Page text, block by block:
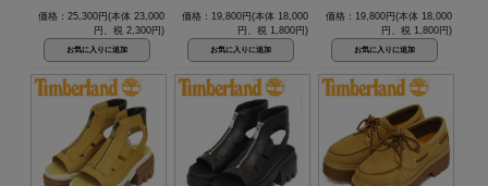
価格：25,300円(本体 23,000
円、税 2,300円)
価格：19,800円(本体 18,000
円、税 1,800円)
価格：19,800円(本体 18,000
円、税 1,800円)